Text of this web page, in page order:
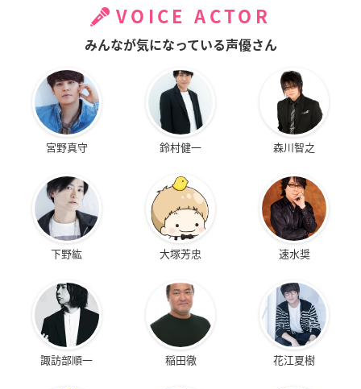
VOICE ACTOR
みんなが気になっている声優さん
宮野真守 鈴村健一 森川智之
下野紘 大塚芳忠 速水奨
諏訪部順一 稲田徹 花江夏樹